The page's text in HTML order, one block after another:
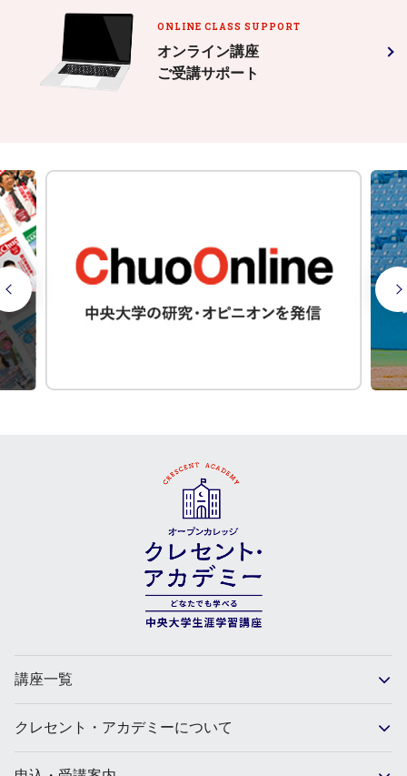
ONLINE CLASS SUPPORT
オンライン講座
ご受講サポート
講座一覧
クレセント・アカデミーについて